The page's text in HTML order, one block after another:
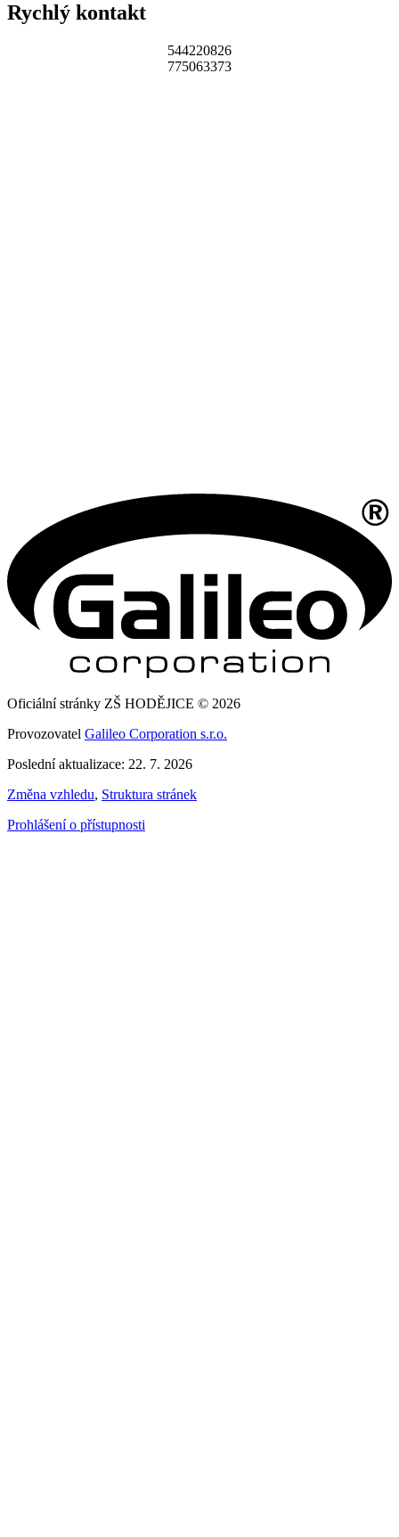
Rychlý kontakt
544220826
775063373
Oficiální stránky ZŠ HODĚJICE © 2026
Provozovatel Galileo Corporation s.r.o.
Poslední aktualizace: 22. 7. 2026
Změna vzhledu, Struktura stránek
Prohlášení o přístupnosti